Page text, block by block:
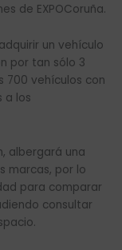
de EXPOCoruña.
un vehículo
por tan sólo 3
700 vehículos con
a los
albergará una
marcas, por lo
para comparar
consultar